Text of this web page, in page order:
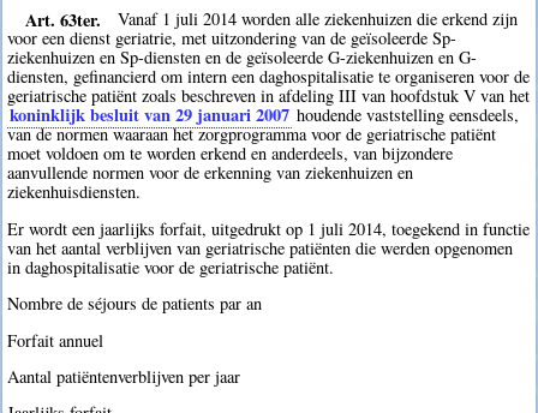
Art. 63ter.
Vanaf 1 juli 2014 worden alle ziekenhuizen die erkend zijn
voor een dienst geriatrie, met uitzondering van de geïsoleerde Sp-
ziekenhuizen en Sp-diensten en de geïsoleerde G-ziekenhuizen en G-
diensten, gefinancierd om intern een daghospitalisatie te organiseren voor de
geriatrische patiënt zoals beschreven in afdeling III van hoofdstuk V van het
koninklijk besluit van 29 januari 2007 houdende vaststelling eensdeels,
van de normen waaraan het zorgprogramma voor de geriatrische patiënt
moet voldoen om te worden erkend en anderdeels, van bijzondere
aanvullende normen voor de erkenning van ziekenhuizen en
ziekenhuisdiensten.
Er wordt een jaarlijks forfait, uitgedrukt op 1 juli 2014, toegekend in functie
van het aantal verblijven van geriatrische patiënten die werden opgenomen
in daghospitalisatie voor de geriatrische patiënt.
Nombre de séjours de patients par an
Forfait annuel
Aantal patiëntenverblijven per jaar